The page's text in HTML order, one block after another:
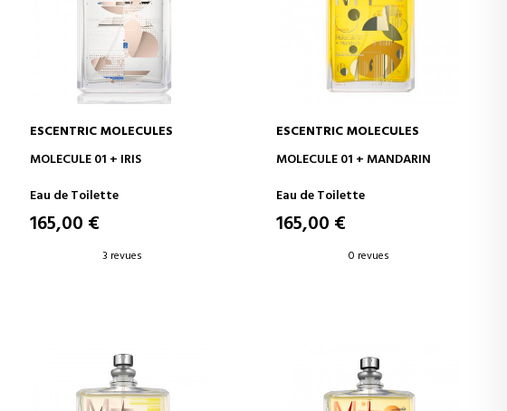
AJOUTER AU PANIER
ESCENTRIC MOLECULES
MOLECULE 01 + IRIS
Eau de Toilette
165,00 €
3 revues
AJOUTER AU PANIER
ESCENTRIC MOLECULES
MOLECULE 01 + MANDARIN
Eau de Toilette
165,00 €
0 revues